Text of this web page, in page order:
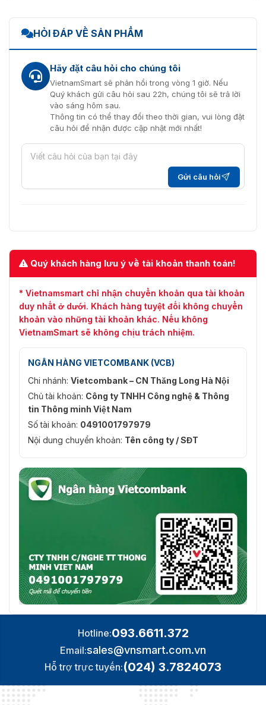
Lượng
≤ 6 W
Độ Ẩm Làm Việc 0 ％ ~ 90 ％
Ngôn Ngữ
Tiếng Anh, tiếng Tây Ban Nha
(Nam Mỹ), tiếng Ả Rập, tiếng
Thái, tiếng Indonesia, tiếng Nga,
tiếng Việt, tiếng Bồ Đào Nha
(Brazil), tiếng Hàn, tiếng Nhật
HỎI ĐÁP VỀ SẢN PHẨM
Hãy đặt câu hỏi cho chúng tôi
VietnamSmart sẽ phản hồi trong vòng 1 giờ. Nếu
Quý khách gửi câu hỏi sau 22h, chúng tôi sẽ trả lời
vào sáng hôm sau.
Thông tin có thể thay đổi theo thời gian, vui lòng đặt
câu hỏi để nhận được cập nhật mới nhất!
Gửi câu hỏi
Quý khách hàng lưu ý về tài khoản thanh toán!
* Vietnamsmart chỉ nhận chuyển khoản qua tài khoản
duy nhất ở dưới. Khách hàng tuyệt đối không chuyển
khoản vào những tài khoản khác. Nếu không
VietnamSmart sẽ không chịu trách nhiệm.
NGÂN HÀNG VIETCOMBANK (VCB)
Chi nhánh: Vietcombank – CN Thăng Long Hà Nội
Chủ tài khoản: Công ty TNHH Công nghệ & Thông
tin Thông minh Việt Nam
Số tài khoản: 0491001797979
Nội dung chuyển khoản: Tên công ty / SĐT
Hotline:093.6611.372
Email:sales@vnsmart.com.vn
Hỗ trợ trực tuyến:(024) 3.7824073